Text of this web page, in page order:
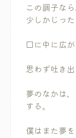
この調子な
少しかじっ
口に中に広
思わず吐き
夢のなかは
する。
僕はまた夢を